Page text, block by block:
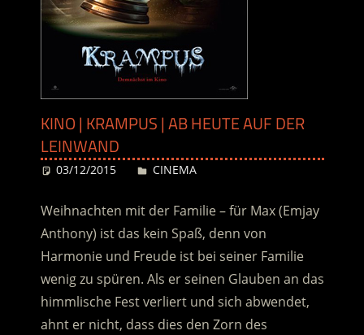
KINO | KRAMPUS | AB HEUTE AUF DER
LEINWAND
03/12/2015 Desiree
CINEMA
Weihnachten mit der Familie – für Max (Emjay
Anthony) ist das kein Spaß, denn von
Harmonie und Freude ist bei seiner Familie
wenig zu spüren. Als er seinen Glauben an das
himmlische Fest verliert und sich abwendet,
ahnt er nicht, dass dies den Zorn des